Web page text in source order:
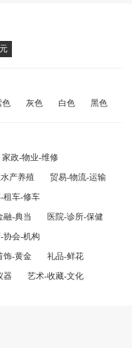
色 灰色 白色 黑色
家政-物业-维修
产养殖
贸易-物流-运输
租车-修车
融-典当
医院-诊所-保健
协会-机构
饰-黄金
礼品-鲜花
器 艺术-收藏-文化